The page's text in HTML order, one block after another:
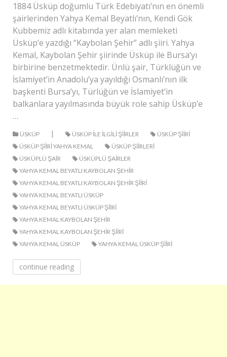
1884 Üsküp doğumlu Türk Edebiyatı’nın en önemli
şairlerinden Yahya Kemal Beyatlı’nın, Kendi Gök
Kubbemiz adlı kitabında yer alan memleketi
Üsküp’e yazdığı “Kaybolan Şehir” adlı şiiri. Yahya
Kemal, Kaybolan Şehir şiirinde Üsküp ile Bursa’yı
birbirine benzetmektedir. Ünlü şair, Türklüğün ve
İslamiyet’in Anadolu’ya yayıldığı Osmanlı’nın ilk
başkenti Bursa’yı, Türlüğün ve İslamiyet’in
balkanlara yayılmasında büyük role sahip Üsküp’e
…
ÜSKÜP | ÜSKÜP ILE ILGILI ŞIIRLER
ÜSKÜP ŞIIRI
ÜSKÜP ŞIIRI YAHYA KEMAL
ÜSKÜP ŞIIRLERI
ÜSKÜPLÜ ŞAIR
ÜSKÜPLÜ ŞAIRLER
YAHYA KEMAL BEYATLI KAYBOLAN ŞEHIR
YAHYA KEMAL BEYATLI KAYBOLAN ŞEHIR ŞIIRI
YAHYA KEMAL BEYATLI ÜSKÜP
YAHYA KEMAL BEYATLI ÜSKÜP ŞIIRI
YAHYA KEMAL KAYBOLAN ŞEHIR
YAHYA KEMAL KAYBOLAN ŞEHIR ŞIIRI
YAHYA KEMAL ÜSKÜP
YAHYA KEMAL ÜSKÜP ŞIIRI
continue reading